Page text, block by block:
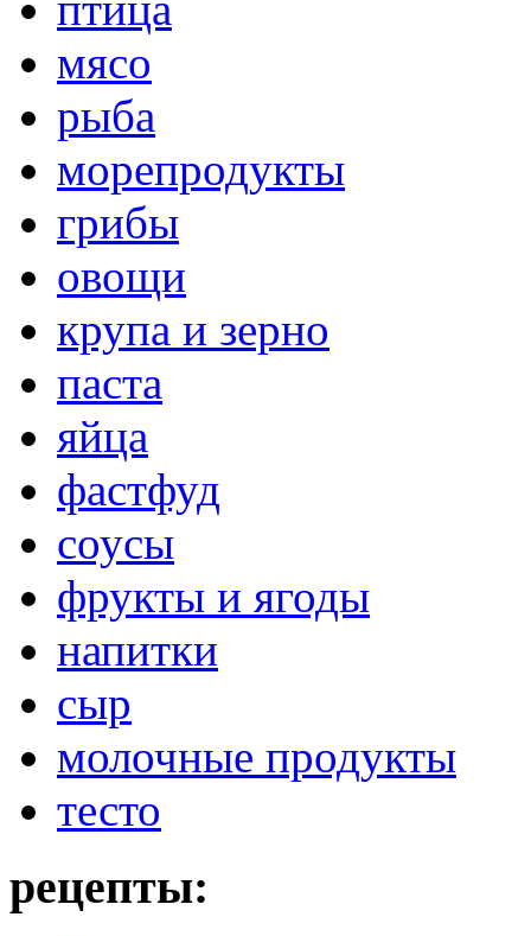
мясо
рыба
морепродукты
грибы
овощи
крупа и зерно
паста
яйца
фастфуд
соусы
фрукты и ягоды
напитки
сыр
молочные продукты
тесто
рецепты: